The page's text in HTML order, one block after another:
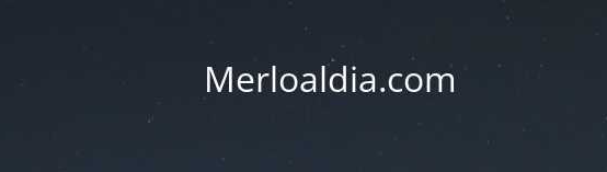
Merloaldia.com